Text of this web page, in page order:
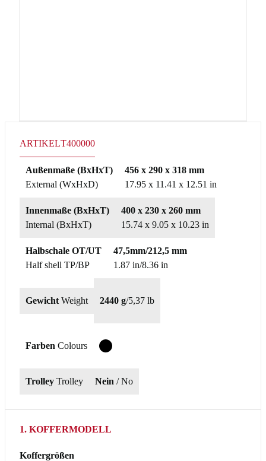
ARTIKELT400000
Außenmaße (BxHxT)
External (WxHxD)
456 x 290 x 318 mm
17.95 x 11.41 x 12.51 in
Innenmaße (BxHxT)
Internal (BxHxT)
400 x 230 x 260 mm
15.74 x 9.05 x 10.23 in
Halbschale OT/UT
Half shell TP/BP
47,5mm/212,5 mm
1.87 in/8.36 in
Gewicht Weight 2440 g/5,37 lb
Farben Colours
Trolley Trolley Nein / No
1. KOFFERMODELL
Koffergrößen